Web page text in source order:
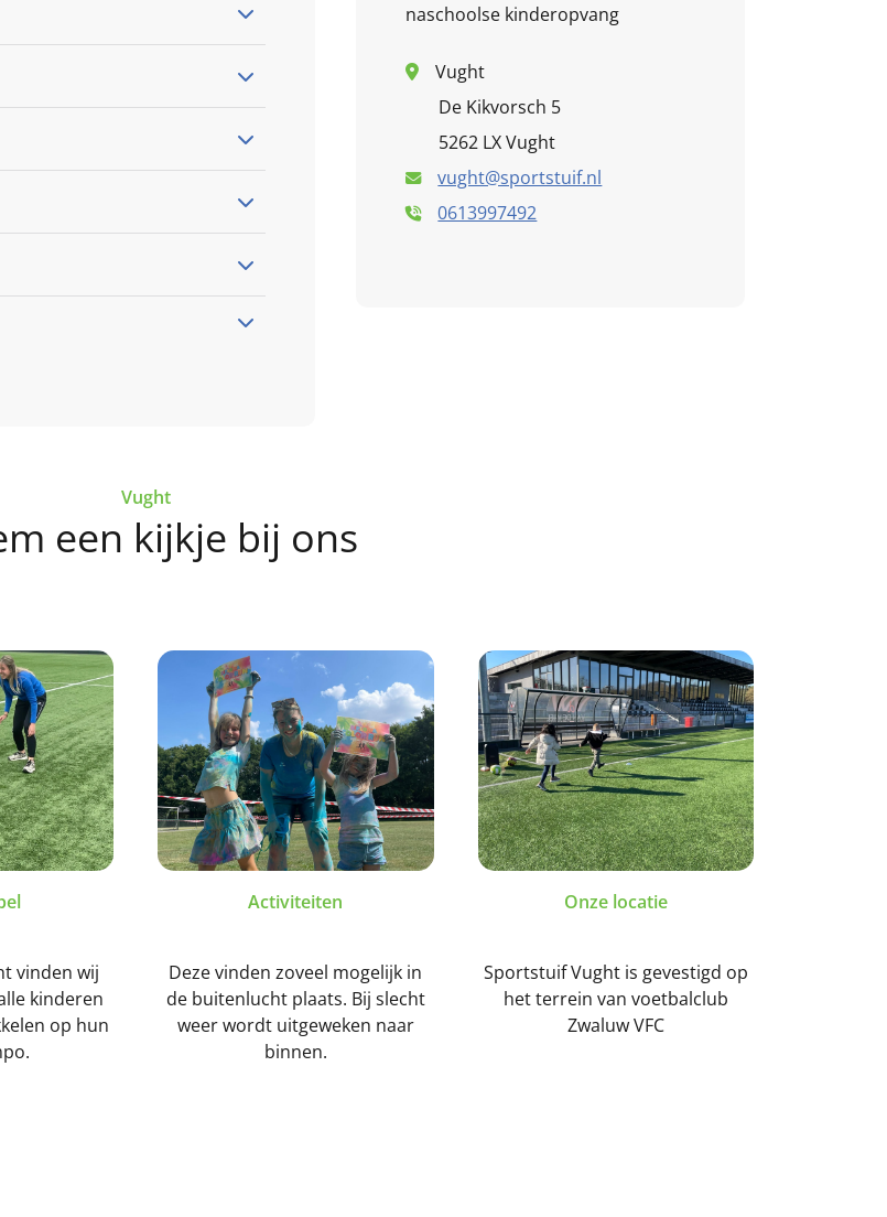
naschoolse kinderopvang
Vught
De Kikvorsch 5
5262 LX Vught
vught@sportstuif.nl
0613997492
Vught
een kijkje bij ons
vinden wij
kinderen
op hun
Activiteiten
Deze vinden zoveel mogelijk in
de buitenlucht plaats. Bij slecht
weer wordt uitgeweken naar
binnen.
Onze locatie
Sportstuif Vught is gevestigd op
het terrein van voetbalclub
Zwaluw VFC